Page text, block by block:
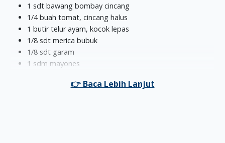
1 sdt bawang bombay cincang
1/4 buah tomat, cincang halus
1 butir telur ayam, kocok lepas
1/8 sdt merica bubuk
1/8 sdt garam
1 sdm mayones